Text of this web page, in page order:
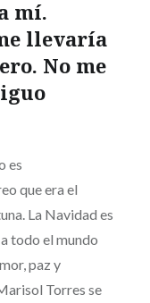
mí.
llevaría
No me
es
que era el
La Navidad es
todo el mundo
paz y
Torres se